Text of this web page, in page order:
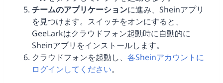
チームのアプリケーションに進み、Sheinアプリ
を見つけます。スイッチをオンにすると、
GeeLarkはクラウドフォン起動時に自動的に
Sheinアプリをインストールします。
クラウドフォンを起動し、 各Sheinアカウントに
ログインしてください。